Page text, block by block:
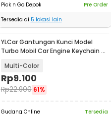
Pick n Go Depok
Pre Order
Tersedia di 5 lokasi lain
YLCar Gantungan Kunci Model
Turbo Mobil Car Engine Keychain -
Multi-Color
Rp9.100
Rp22.900 61%
Gudang Online
Tersedia